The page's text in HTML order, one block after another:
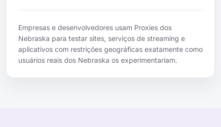
Empresas e desenvolvedores usam Proxies dos
Nebraska para testar sites, serviços de streaming e
aplicativos com restrições geográficas exatamente como
usuários reais dos Nebraska os experimentariam.